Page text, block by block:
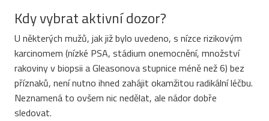
Kdy vybrat aktivní dozor?
U některých mužů, jak již bylo uvedeno, s nízce rizikovým
karcinomem (nízké PSA, stádium onemocnění, množství
rakoviny v biopsii a Gleasonova stupnice méně než 6) bez
příznaků, není nutno ihned zahájit okamžitou radikální léčbu.
Neznamená to ovšem nic nedělat, ale nádor dobře
sledovat.